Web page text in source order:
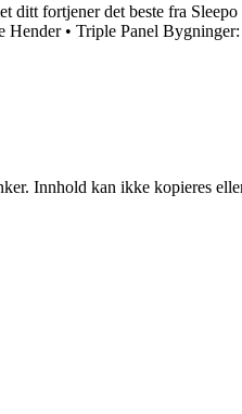
ditt fortjener det beste fra Sleepo
Hender• Triple Panel
Innhold kan ikke kopieres